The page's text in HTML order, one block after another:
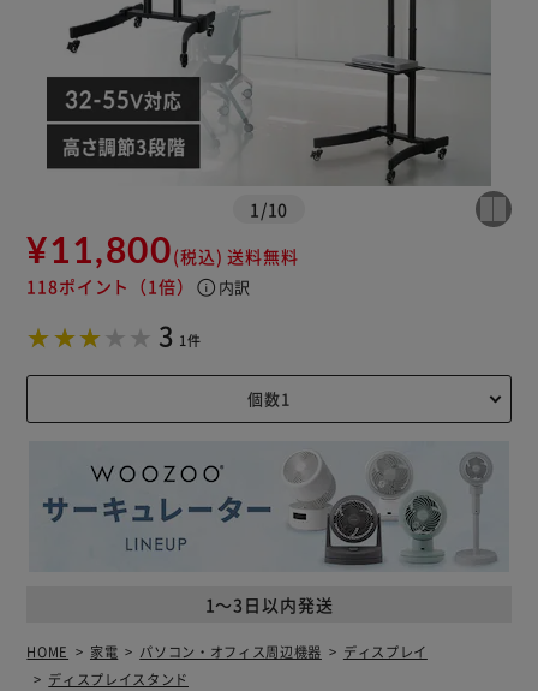
1 /10
¥11,800(税込) 送料無料
118ポイント （1倍） info 内訳
3 1件
1～3日以内発送
HOME 家電 パソコン・オフィス周辺機器
ディスプレイ
ディスプレイスタンド